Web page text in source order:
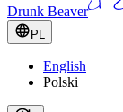
Drunk Beaver
PL
English
Polski